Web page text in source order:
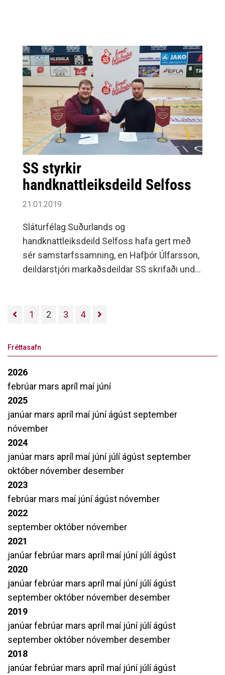
SS styrkir
handknattleiksdeild Selfoss
21.01.2019
Sláturfélag Suðurlands og
handknattleiksdeild Selfoss hafa gert með
sér samstarfssamning, en Hafþór Úlfarsson,
deildarstjóri markaðsdeildar SS skrifaði undir
1 2 3 4
Fréttasafn
2026
febrúar mars apríl maí júní
2025
janúar mars apríl maí júníágúst september
nóvember
2024
janúar mars apríl maí júní júlíágúst september
október nóvember desember
2023
febrúar mars maí júníágúst nóvember
2022
september október nóvember
2021
janúarfebrúar mars apríl maí júní júlíágúst
2020
janúarfebrúar mars apríl maí júní júlíágúst
september október nóvember desember
2019
janúarfebrúar mars apríl maí júní júlíágúst
september október nóvember desember
2018
janúarfebrúar mars apríl maí júní júlíágúst